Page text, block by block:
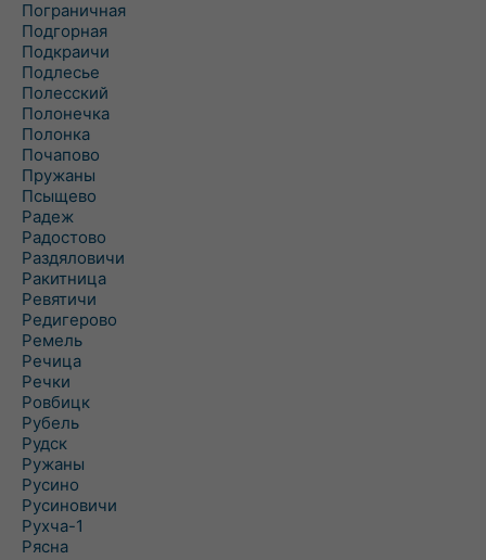
Пограничная
Подгорная
Подкраичи
Подлесье
Полесский
Полонечка
Полонка
Почапово
Пружаны
Псыщево
Радеж
Радостово
Раздяловичи
Ракитница
Ревятичи
Редигерово
Ремель
Речица
Речки
Ровбицк
Рубель
Рудск
Ружаны
Русино
Русиновичи
Рухча-1
Рясна